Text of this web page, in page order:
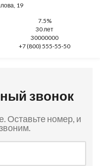
19
7.5%
30 лет
30000000
+7 (800) 555-55-50
звонок
Оставьте номер, и